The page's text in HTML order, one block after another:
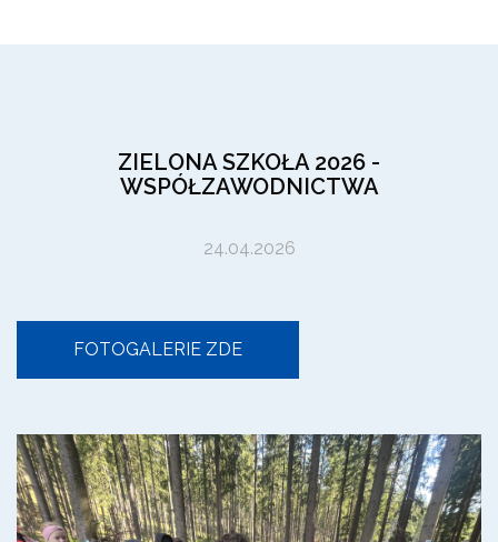
ZIELONA SZKOŁA 2026 -
WSPÓŁZAWODNICTWA
24.04.2026
FOTOGALERIE ZDE